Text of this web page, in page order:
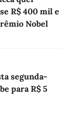
R$ 400 mil e
Nobel
segunda-
para R$ 5